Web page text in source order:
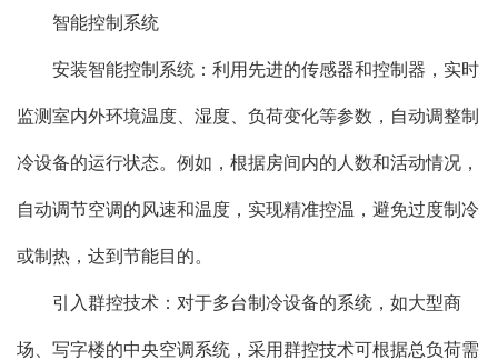
智能控制系统
安装智能控制系统：利用先进的传感器和控制器，实时
监测室内外环境温度、湿度、负荷变化等参数，自动调整制
冷设备的运行状态。例如，根据房间内的人数和活动情况，
自动调节空调的风速和温度，实现精准控温，避免过度制冷
或制热，达到节能目的。
引入群控技术：对于多台制冷设备的系统，如大型商
场、写字楼的中央空调系统，采用群控技术可根据总负荷需